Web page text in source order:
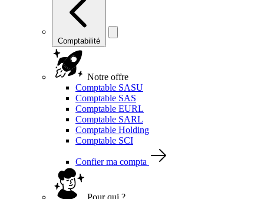
Comptabilité
Notre offre
Comptable SASU
Comptable SAS
Comptable EURL
Comptable SARL
Comptable Holding
Comptable SCI
Confier ma compta
Pour qui ?